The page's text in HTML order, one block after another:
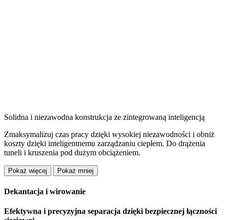
Solidna i niezawodna konstrukcja ze zintegrowaną inteligencją
Zmaksymalizuj czas pracy dzięki wysokiej niezawodności i obniż
koszty dzięki inteligentnemu zarządzaniu ciepłem. Do drążenia
tuneli i kruszenia pod dużym obciążeniem.
Pokaż więcej Pokaż mniej
Dekantacja i wirowanie
Efektywna i precyzyjna separacja dzięki bezpiecznej łączności